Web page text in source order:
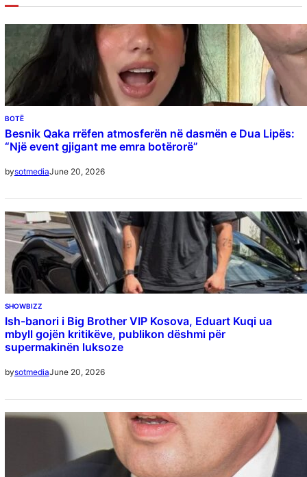
BOTË
Besnik Qaka rrëfen atmosferën në dasmën e Dua Lipës:
“Një event gjigant me emra botërorë”
bysotmediaJune 20, 2026
SHOWBIZZ
Ish-banori i Big Brother VIP Kosova, Eduart Kuqi ua
mbyll gojën kritikëve, publikon dëshmi për
supermakinën luksoze
bysotmediaJune 20, 2026